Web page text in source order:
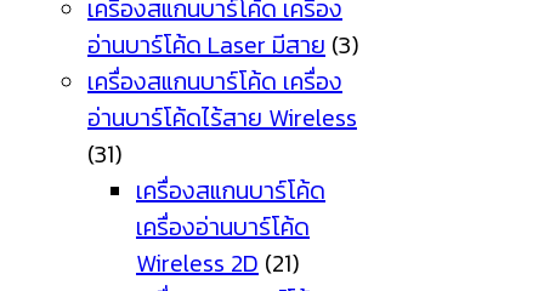
เครื่องสแกนบาร์โค้ด เครื่อง
อ่านบาร์โค้ด Laser มีสาย (3)
เครื่องสแกนบาร์โค้ด เครื่อง
อ่านบาร์โค้ดไร้สาย Wireless
(31)
เครื่องสแกนบาร์โค้ด
เครื่องอ่านบาร์โค้ด
Wireless 2D (21)